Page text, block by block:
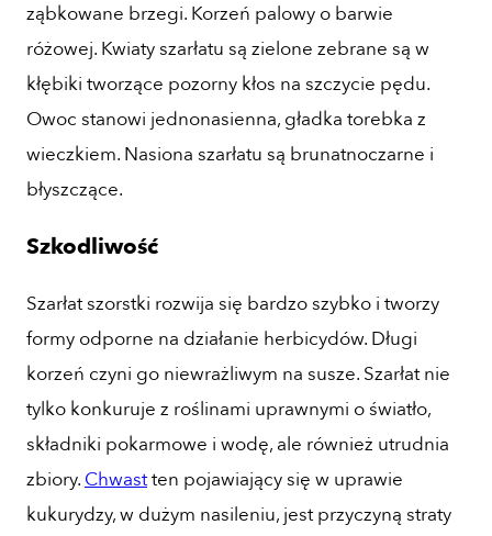
ząbkowane brzegi. Korzeń palowy o barwie
różowej. Kwiaty szarłatu są zielone zebrane są w
kłębiki tworzące pozorny kłos na szczycie pędu.
Owoc stanowi jednonasienna, gładka torebka z
wieczkiem. Nasiona szarłatu są brunatnoczarne i
błyszczące.
Szkodliwość
Szarłat szorstki rozwija się bardzo szybko i tworzy
formy odporne na działanie herbicydów. Długi
korzeń czyni go niewrażliwym na susze. Szarłat nie
tylko konkuruje z roślinami uprawnymi o światło,
składniki pokarmowe i wodę, ale również utrudnia
zbiory. Chwastten pojawiający się w uprawie
kukurydzy, w dużym nasileniu, jest przyczyną straty